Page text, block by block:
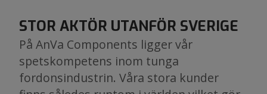
STOR AKTÖR UTANFÖR SVERIGE
På AnVa Components ligger vår
spetskompetens inom tunga
fordonsindustrin. Våra stora kunder